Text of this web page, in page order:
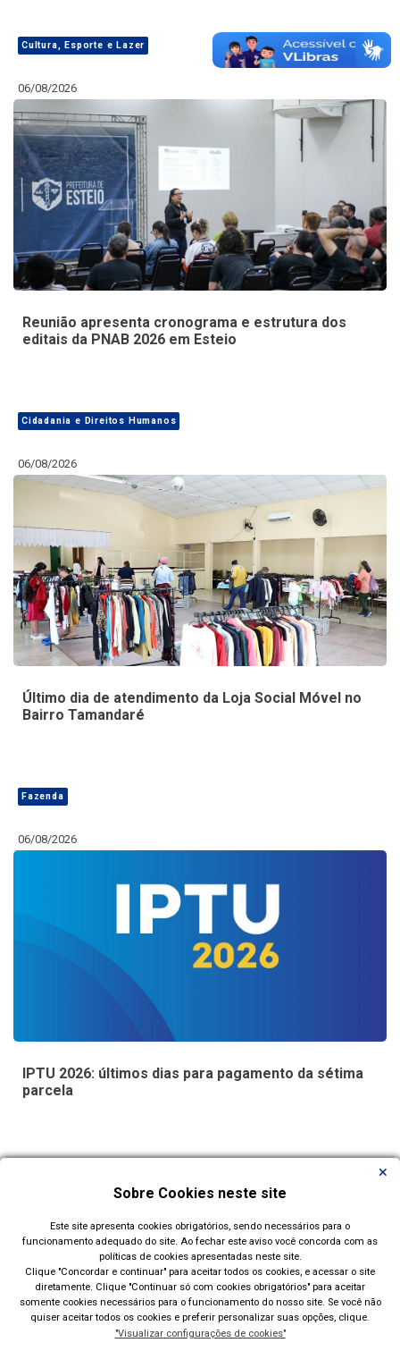
Cultura, Esporte e Lazer
06/08/2026
Reunião apresenta cronograma e estrutura dos
editais da PNAB 2026 em Esteio
Cidadania e Direitos Humanos
06/08/2026
Último dia de atendimento da Loja Social Móvel no
Bairro Tamandaré
Fazenda
06/08/2026
IPTU 2026: últimos dias para pagamento da sétima
parcela
Carregar Mais Notícias
Todas as Notícias
Sobre Cookies neste site
Este site apresenta cookies obrigatórios, sendo necessários para o
funcionamento adequado do site. Ao fechar este aviso você concorda com as
políticas de cookies apresentadas neste site.
Clique "Concordar e continuar" para aceitar todos os cookies, e acessar o site
diretamente. Clique "Continuar só com cookies obrigatórios" para aceitar
somente cookies necessários para o funcionamento do nosso site. Se você não
quiser aceitar todos os cookies e preferir personalizar suas opções, clique.
"Visualizar configurações de cookies"
Prefeitura Municipal de Esteio(RS)